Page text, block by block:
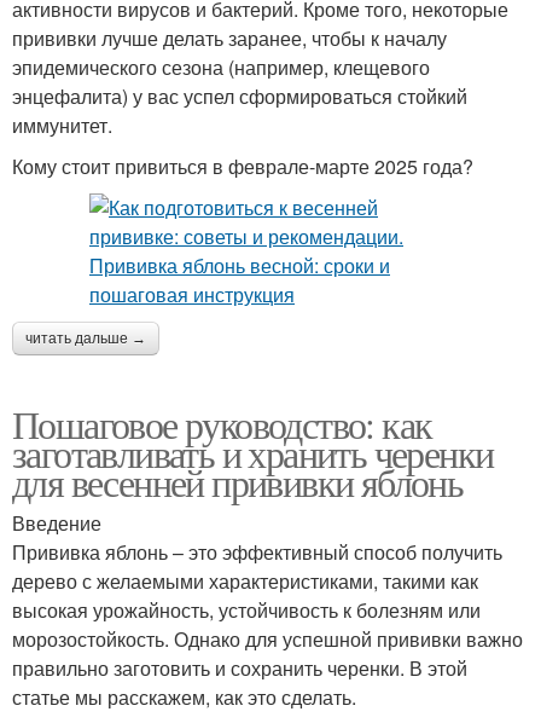
активности вирусов и бактерий. Кроме того, некоторые
прививки лучше делать заранее, чтобы к началу
эпидемического сезона (например, клещевого
энцефалита) у вас успел сформироваться стойкий
иммунитет.
Кому стоит привиться в феврале-марте 2025 года?
читать дальше →
Пошаговое руководство: как
заготавливать и хранить черенки
для весенней прививки яблонь
Введение
Прививка яблонь – это эффективный способ получить
дерево с желаемыми характеристиками, такими как
высокая урожайность, устойчивость к болезням или
морозостойкость. Однако для успешной прививки важно
правильно заготовить и сохранить черенки. В этой
статье мы расскажем, как это сделать.